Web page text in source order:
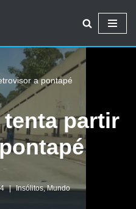
a pontapé
partir
Insólitos,Mundo